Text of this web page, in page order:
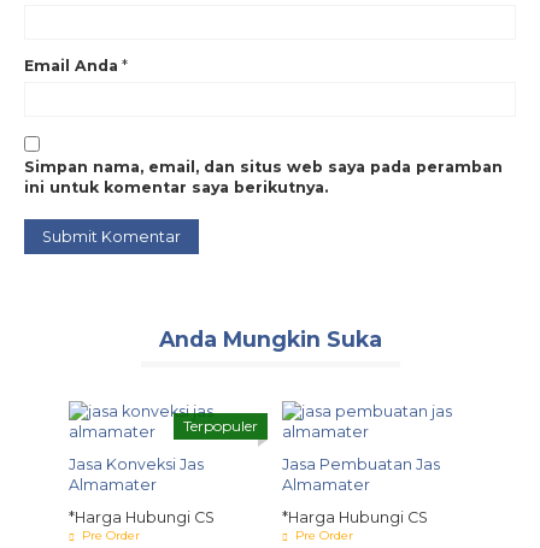
Email Anda *
Simpan nama, email, dan situs web saya pada peramban
ini untuk komentar saya berikutnya.
Anda Mungkin Suka
Terpopuler
Jasa Konveksi Jas
Almamater
*Harga Hubungi CS
Pre Order
Jasa Pembuatan Jas
Almamater
*Harga Hubungi CS
Pre Order